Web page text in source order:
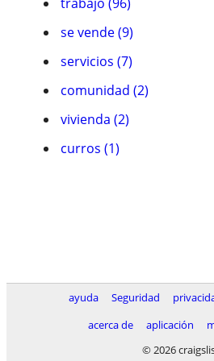
se vende (9)
servicios (7)
comunidad (2)
vivienda (2)
curros (1)
ayuda Seguridad
acerca de
aplicación
© 2026